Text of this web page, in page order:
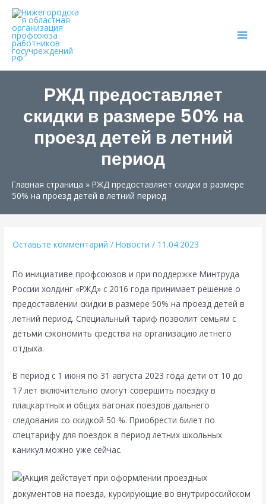
РЖД предоставляет
скидки в размере 50% на
проезд детей в летний
период
Главная страница » РЖД предоставляет скидки в размере
50% на проезд детей в летний период
Оставьте комментарий /Новости / 11.04.2023
По инициативе профсоюзов и при поддержке Минтруда
России холдинг «РЖД» с 2016 года принимает решение о
предоставлении скидки в размере 50% на проезд детей в
летний период. Специальный тариф позволит семьям с
детьми сэкономить средства на организацию летнего
отдыха.
В период с 1 июня по 31 августа 2023 года дети от 10 до
17 лет включительно смогут совершить поездку в
плацкартных и общих вагонах поездов дальнего
следования со скидкой 50 %. Приобрести билет по
спецтарифу для поездок в период летних школьных
каникул можно уже сейчас.
Акция действует при оформлении проездных
документов на поезда, курсирующие во внутрироссийском